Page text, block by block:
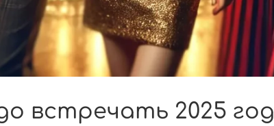
встречать 2025 год